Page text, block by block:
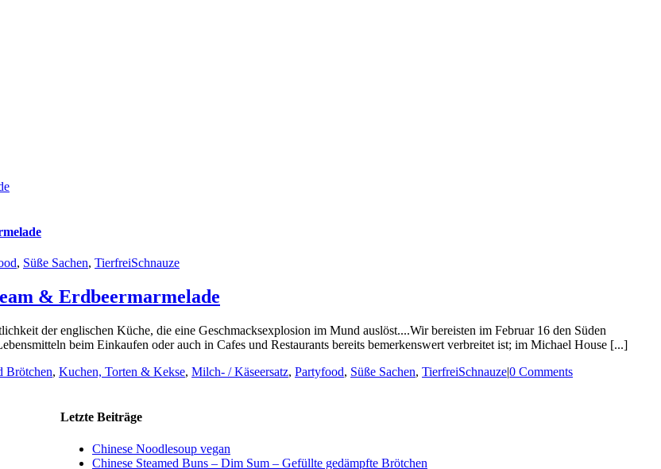
, Süße Sachen, TierfreiSchnauze
& Erdbeermarmelade
der englischen Küche, die eine Geschmacksexplosion im Mund auslöst....Wir bereisten im Februar 16 den Süden
beim Einkaufen oder auch in Cafes und Restaurants bereits bemerkenswert verbreitet ist; im Michael House [...]
Brötchen, Kuchen, Torten & Kekse, Milch- / Käseersatz, Partyfood, Süße Sachen, TierfreiSchnauze|0 Comments
Letzte Beiträge
Chinese Noodlesoup vegan
Chinese Steamed Buns – Dim Sum – Gefüllte gedämpfte Brötchen